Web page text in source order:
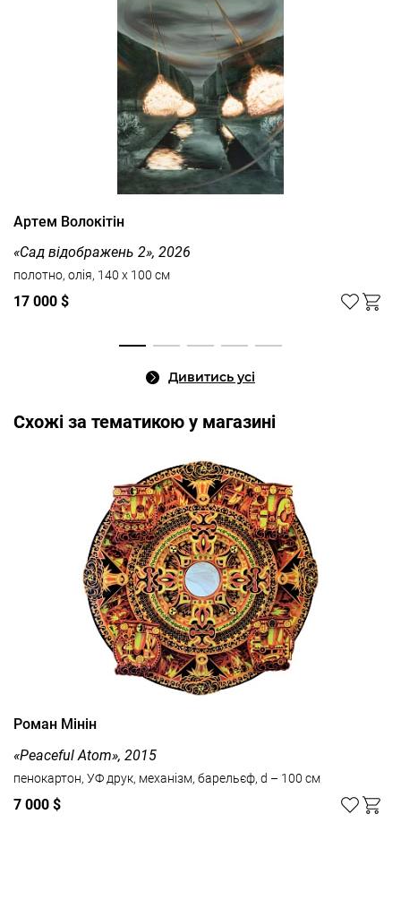
Артем Волокітін
«Сад відображень 2», 2026
полотно, олія, 140 x 100 см
17 000 $
Дивитись усі
Cхожі за тематикою у магазині
Роман Мінін
«Peaceful Atom», 2015
пенокартон, УФ друк, механізм, барельєф, d – 100 см
7 000 $